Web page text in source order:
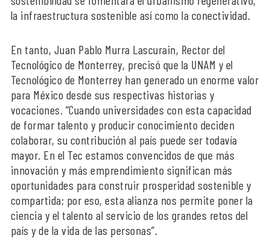
la infraestructura sostenible así como la conectividad.
En tanto, Juan Pablo Murra Lascurain, Rector del
Tecnológico de Monterrey, precisó que la UNAM y el
Tecnológico de Monterrey han generado un enorme valor
para México desde sus respectivas historias y
vocaciones. “Cuando universidades con esta capacidad
de formar talento y producir conocimiento deciden
colaborar, su contribución al país puede ser todavía
mayor. En el Tec estamos convencidos de que más
innovación y más emprendimiento significan más
oportunidades para construir prosperidad sostenible y
compartida; por eso, esta alianza nos permite poner la
ciencia y el talento al servicio de los grandes retos del
país y de la vida de las personas”.